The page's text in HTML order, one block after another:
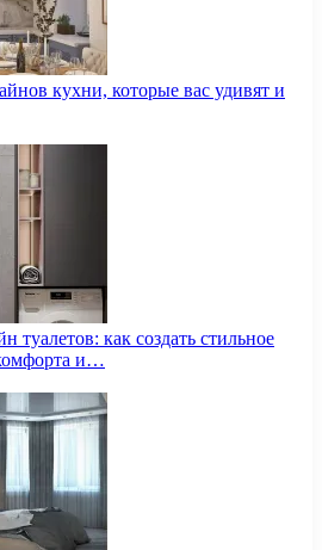
кухни, которые вас удивят и
туалетов: как создать стильное
и…